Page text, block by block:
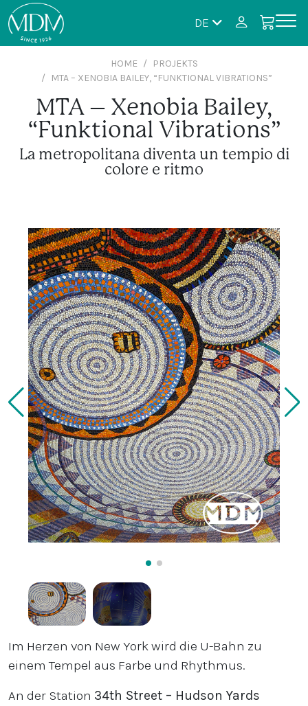
DE
HOME
PROJEKTS
MTA – XENOBIA BAILEY, “FUNKTIONAL VIBRATIONS”
MTA – Xenobia Bailey,
“Funktional Vibrations”
La metropolitana diventa un tempio di
colore e ritmo
Im Herzen von New York wird die U-Bahn zu
einem Tempel aus Farbe und Rhythmus.
An der Station 34th Street – Hudson Yards